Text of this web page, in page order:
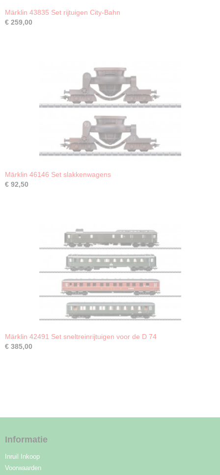
Märklin 43835 Set rijtuigen City-Bahn
€ 259,00
Märklin 46146 Set slakkenwagens
€ 92,50
Märklin 42491 Set sneltreinrijtuigen voor de D 74
€ 385,00
Informatie
Inruil Inkoop
Voorwaarden